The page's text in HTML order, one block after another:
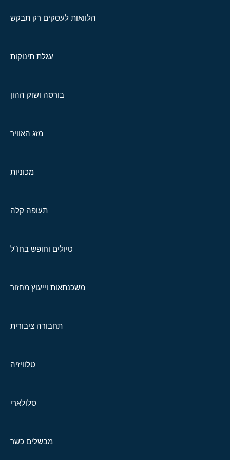
הלוואות לעסקים רק תבקש
עגלת תינוקות
בורסה ושוק ההון
מזג האוויר
מכוניות
תעופה קלה
טיולים וחופש בחו"ל
משכנתאות וייעוץ מחזור
תחבורה ציבורית
טלוויזיה
סלולארי
מבשלים כשר